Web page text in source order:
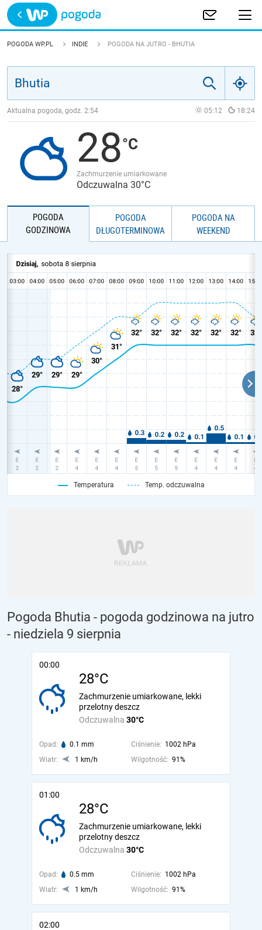
Trwa ładowanie
POLSKA
JAKOŚĆ POWIETRZA
POGODA WP.PL INDIE POGODA NA JUTRO - BHUTIA
Aktualna pogoda, godz. 2:54 05:12 18:24
28
Zachmurzenie umiarkowane
Odczuwalna 30°C
POGODA
GODZINOWA
POGODA
DŁUGOTERMINOWA
POGODA NA
WEEKEND
Temperatura Temp. odczuwalna
Pogoda Bhutia - pogoda godzinowa na jutro
- niedziela 9 sierpnia
00:00
28°C
Odczuwalna 30°C
Zachmurzenie umiarkowane, lekki
przelotny deszcz
Opad: 0.1 mm Ciśnienie: 1002 hPa
Wiatr:
1 km/h Wilgotność: 91%
01:00
28°C
Odczuwalna 30°C
Zachmurzenie umiarkowane, lekki
przelotny deszcz
Opad: 0.5 mm Ciśnienie: 1002 hPa
Wiatr:
1 km/h Wilgotność: 91%
02:00